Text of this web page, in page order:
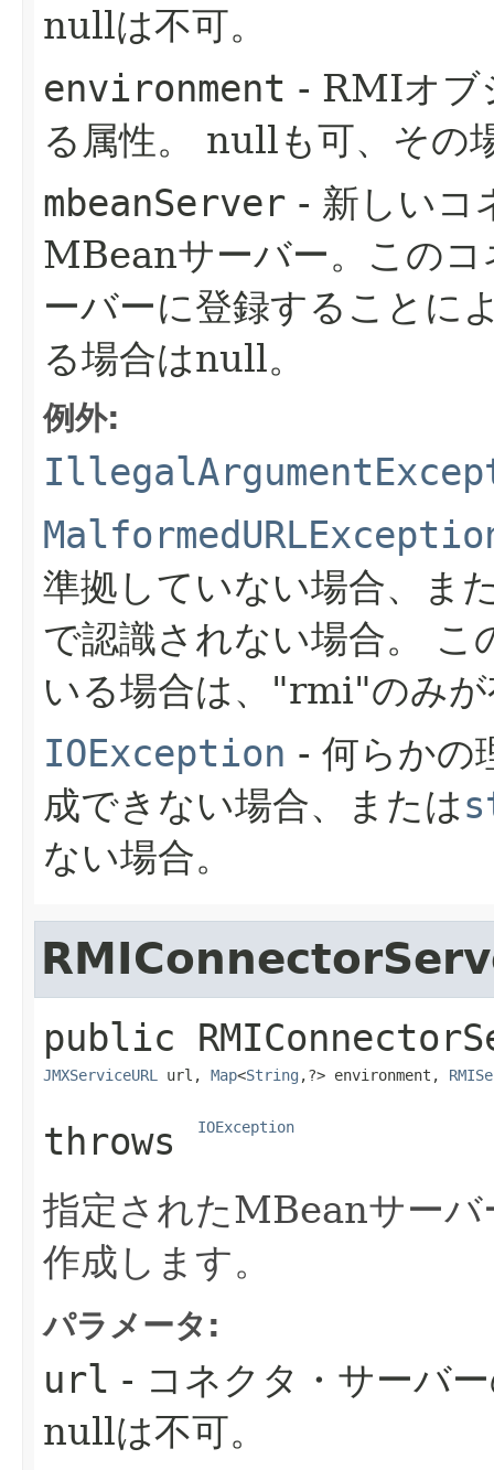
nullは不可。
environment - RMIオブ
る属性。
nullも可、その
mbeanServer - 新しいコ
MBeanサーバー。この
ーバーに登録することに
る場合はnull。
例外:
準拠していない場合、ま
で認識されない場合。
こ
いる場合は、"rmi"のみが
IOException - 何らかの
成できない場合、または
ない場合。
public
JMXServiceURL url, Map<String ,​?> environment,
throws IOException
指定されたMBeanサーバ
作成します。
パラメータ:
url - コネクタ・サーバ
nullは不可。